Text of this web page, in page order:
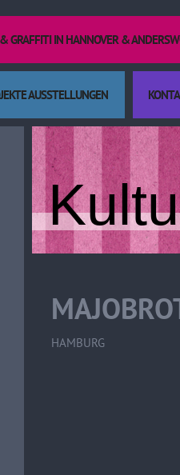
GRAFFITI IN HANNOVER &
AUSSTELLUNGEN
HAMBURG